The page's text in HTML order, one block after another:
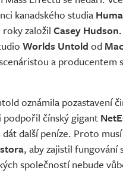
kanadského studia
založil Casey Hudson.
Worlds Untold od
a producentem
oznámila pozastavení
podpořil čínský gigant
další peníze. Proto
, aby zajistil fungování
společností nebude